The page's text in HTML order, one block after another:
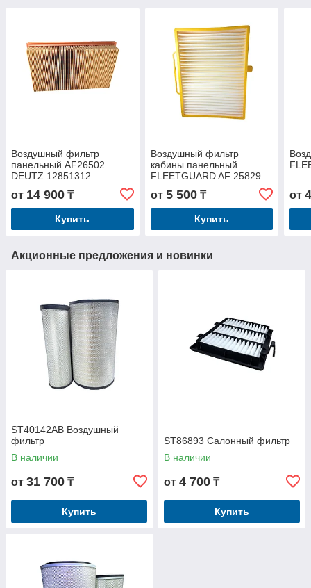
Воздушный фильтр
панельный AF26502
DEUTZ 12851312
от 14 900 ₸
Купить
Воздушный фильтр
кабины панельный
FLEETGUARD AF 25829
от 5 500₸
Купить
от
Акционные предложения и новинки
ST40142AB Воздушный
фильтр
В наличии
от 31 700 ₸
Купить
ST86893 Салонный фильтр
В наличии
от 4 700 ₸
Купить